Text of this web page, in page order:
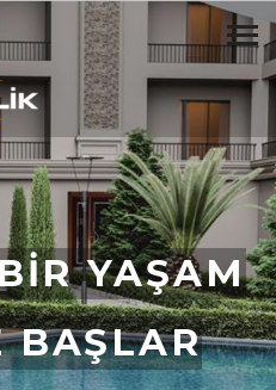
BAŞLAR
YAŞAM